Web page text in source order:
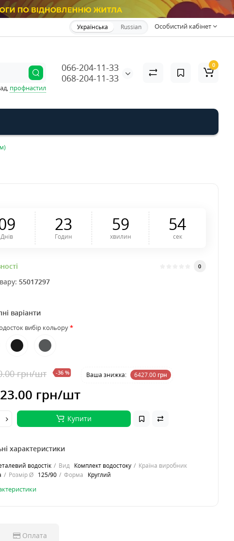
Особистий кабінет
Українська Russian
066-204-11-33
068-204-11-33
профнастил
0
9
Днів
23
Годин
59
хвилин
53
сек
0
55017297
варіанти
вибір кольору
грн/шт -36 % Ваша знижка: 6427.00 грн
грн/шт
Купити
характеристики
водостік Вид Комплект водостоку
Країна виробник
Розмір Ø 125/90 Форма Круглий
Оплата